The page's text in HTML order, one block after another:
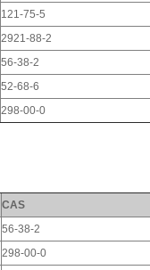
121-75-5
2921-88-2
56-38-2
52-68-6
298-00-0
CAS
56-38-2
298-00-0